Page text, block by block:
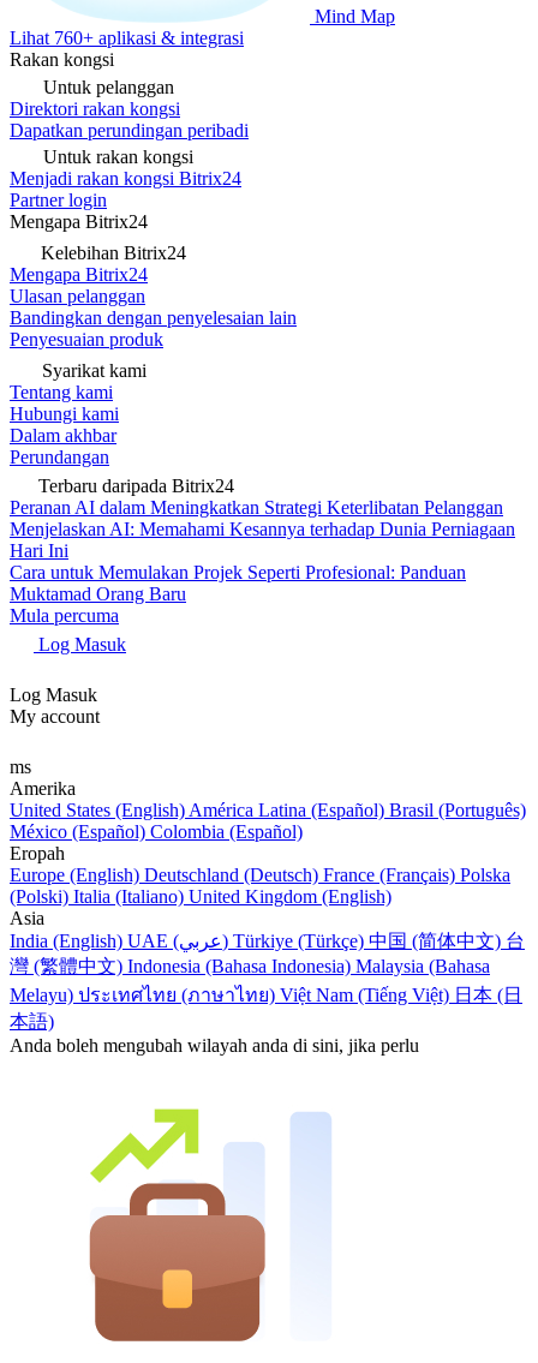
Mind Map
Lihat 760+ aplikasi & integrasi
Rakan kongsi
Untuk pelanggan
Direktori rakan kongsi
Dapatkan perundingan peribadi
Untuk rakan kongsi
Menjadi rakan kongsi Bitrix24
Partner login
Mengapa Bitrix24
Kelebihan Bitrix24
Mengapa Bitrix24
Ulasan pelanggan
Bandingkan dengan penyelesaian lain
Penyesuaian produk
Syarikat kami
Tentang kami
Hubungi kami
Dalam akhbar
Perundangan
Terbaru daripada Bitrix24
Peranan AI dalam Meningkatkan Strategi Keterlibatan Pelanggan
Menjelaskan AI: Memahami Kesannya terhadap Dunia Perniagaan
Hari Ini
Cara untuk Memulakan Projek Seperti Profesional: Panduan
Muktamad Orang Baru
Mula percuma
Log Masuk
Log Masuk
My account
ms
Amerika
United States (English) América Latina (Español) Brasil (Português)
México (Español) Colombia (Español)
Eropah
Europe (English) Deutschland (Deutsch) France (Français) Polska
(Polski) Italia (Italiano) United Kingdom (English)
Asia
India (English)
UAE (عربي) Türkiye (Türkçe) 中国 (简体中文) 台
灣 (繁體中文) Indonesia (Bahasa Indonesia) Malaysia (Bahasa
Melayu) ประเทศไทย (ภาษาไทย) Việt Nam (Tiếng Việt) 日本 (日
本語)
Anda boleh mengubah wilayah anda di sini, jika perlu